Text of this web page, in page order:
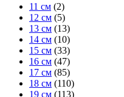
11 см (2)
12 см (5)
13 см (13)
14 см (10)
15 см (33)
16 см (47)
17 см (85)
18 см (110)
19 см (113)